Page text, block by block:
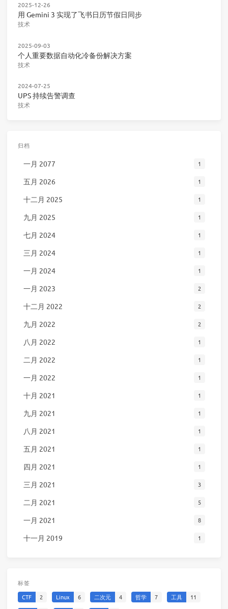
2025-12-26
用 Gemini 3 实现了飞书日历节假日同步
技术
2025-09-03
个人重要数据自动化冷备份解决方案
技术
2024-07-25
UPS 持续告警调查
技术
归档
一月 2077 1
五月 2026 1
十二月 2025 1
九月 2025 1
七月 2024 1
三月 2024 1
一月 2024 1
一月 2023 2
十二月 2022 2
九月 2022 2
八月 2022 1
二月 2022 1
一月 2022 1
十月 2021 1
九月 2021 1
八月 2021 1
五月 2021 1
四月 2021 1
三月 2021 3
二月 2021 5
一月 2021 8
十一月 2019 1
标签
CTF
2 Linux 6 二次元 4 哲学 7 工具
11